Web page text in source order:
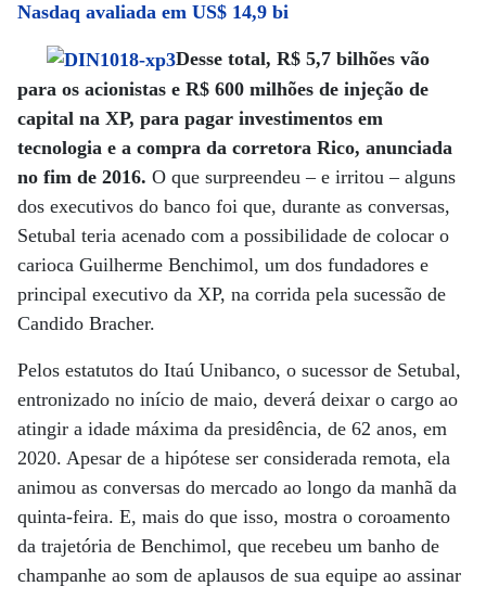
Nasdaq avaliada em US$ 14,9 bi
Desse total, R$ 5,7 bilhões vão
para os acionistas e R$ 600 milhões de injeção de
capital na XP, para pagar investimentos em
tecnologia e a compra da corretora Rico, anunciada
no fim de 2016. O que surpreendeu – e irritou – alguns
dos executivos do banco foi que, durante as conversas,
Setubal teria acenado com a possibilidade de colocar o
carioca Guilherme Benchimol, um dos fundadores e
principal executivo da XP, na corrida pela sucessão de
Candido Bracher.
Pelos estatutos do Itaú Unibanco, o sucessor de Setubal,
entronizado no início de maio, deverá deixar o cargo ao
atingir a idade máxima da presidência, de 62 anos, em
2020. Apesar de a hipótese ser considerada remota, ela
animou as conversas do mercado ao longo da manhã da
quinta-feira. E, mais do que isso, mostra o coroamento
da trajetória de Benchimol, que recebeu um banho de
champanhe ao som de aplausos de sua equipe ao assinar